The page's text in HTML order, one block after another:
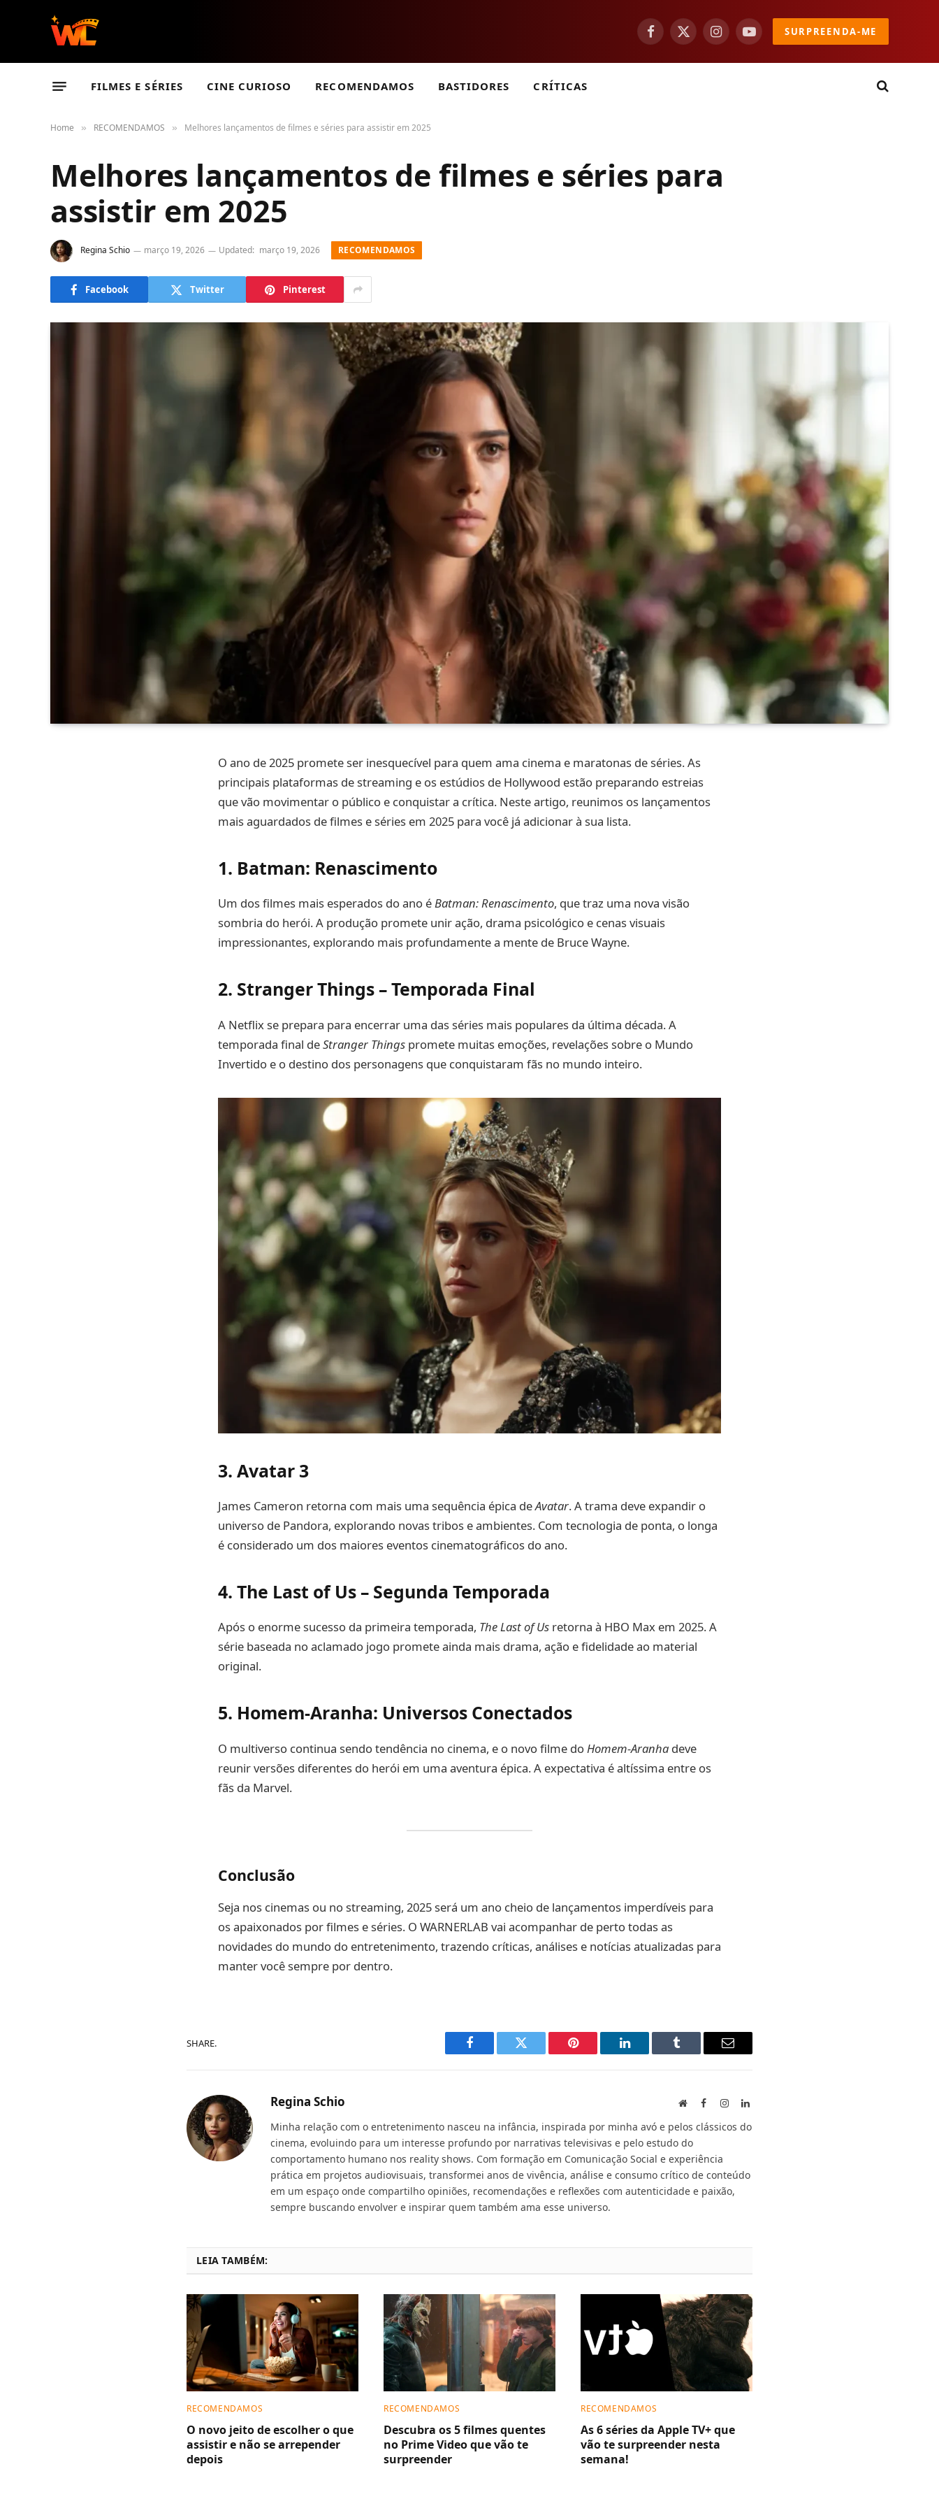
Facebook
X
InstagramYouTubeSURPREENDA-ME
FILMES E SÉRIES CINE CURIOSO RECOMENDAMOS BASTIDORES CRÍTICAS
Home » RECOMENDAMOS » Melhores lançamentos de filmes e séries para assistir em 2025
Melhores lançamentos de filmes e séries para
assistir em 2025
Regina Schio março 19, 2026 Updated: março 19, 2026 RECOMENDAMOS
Facebook Twitter Pinterest
O ano de 2025 promete ser inesquecível para quem ama cinema e maratonas de séries. As
principais plataformas de streaming e os estúdios de Hollywood estão preparando estreias
que vão movimentar o público e conquistar a crítica. Neste artigo, reunimos os lançamentos
mais aguardados de filmes e séries em 2025 para você já adicionar à sua lista.
1. Batman: Renascimento
Um dos filmes mais esperados do ano éBatman: Renascimento, que traz uma nova visão
sombria do herói. A produção promete unir ação, drama psicológico e cenas visuais
impressionantes, explorando mais profundamente a mente de Bruce Wayne.
2. Stranger Things – Temporada Final
A Netflix se prepara para encerrar uma das séries mais populares da última década. A
temporada final deStranger Things promete muitas emoções, revelações sobre o Mundo
Invertido e o destino dos personagens que conquistaram fãs no mundo inteiro.
3. Avatar 3
James Cameron retorna com mais uma sequência épica deAvatar. A trama deve expandir o
universo de Pandora, explorando novas tribos e ambientes. Com tecnologia de ponta, o longa
é considerado um dos maiores eventos cinematográficos do ano.
4. The Last of Us – Segunda Temporada
Após o enorme sucesso da primeira temporada, The Last of Us retorna à HBO Max em 2025. A
série baseada no aclamado jogo promete ainda mais drama, ação e fidelidade ao material
original.
5. Homem-Aranha: Universos Conectados
O multiverso continua sendo tendência no cinema, e o novo filme doHomem-Aranha deve
reunir versões diferentes do herói em uma aventura épica. A expectativa é altíssima entre os
fãs da Marvel.
Conclusão
Seja nos cinemas ou no streaming, 2025 será um ano cheio de lançamentos imperdíveis para
os apaixonados por filmes e séries. O WARNERLAB vai acompanhar de perto todas as
novidades do mundo do entretenimento, trazendo críticas, análises e notícias atualizadas para
manter você sempre por dentro.
SHARE.
Facebook Twitter Pinterest LinkedIn Tumblr Email
Regina Schio WebsiteFacebookInstagramLinkedIn
Minha relação com o entretenimento nasceu na infância, inspirada por minha avó e pelos clássicos do
cinema, evoluindo para um interesse profundo por narrativas televisivas e pelo estudo do
comportamento humano nos reality shows. Com formação em Comunicação Social e experiência
prática em projetos audiovisuais, transformei anos de vivência, análise e consumo crítico de conteúdo
em um espaço onde compartilho opiniões, recomendações e reflexões com autenticidade e paixão,
sempre buscando envolver e inspirar quem também ama esse universo.
LEIA TAMBÉM:
RECOMENDAMOS
O novo jeito de escolher o que
assistir e não se arrepender
depois
RECOMENDAMOS
Descubra os 5 filmes quentes
no Prime Video que vão te
surpreender
RECOMENDAMOS
As 6 séries da Apple TV+ que
vão te surpreender nesta
semana!